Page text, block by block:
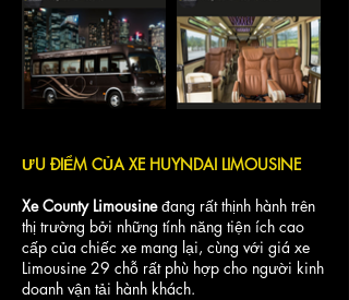
ƯU ĐIỂM CỦA XE HUYNDAI LIMOUSINE
Xe County Limousineđang rất thịnh hành trên
thị trường bởi những tính năng tiện ích cao
cấp của chiếc xe mang lại, cùng với giá xe
Limousine 29 chỗ rất phù hợp cho người kinh
doanh vận tải hành khách.